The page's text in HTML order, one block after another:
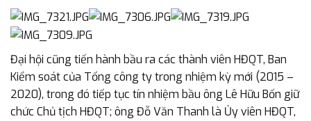
Đại hội cũng tiến hành bầu ra các thành viên HĐQT, Ban
Kiểm soát của Tổng công ty trong nhiệm kỳ mới (2015 –
2020), trong đó tiếp tục tín nhiệm bầu ông Lê Hữu Bốn giữ
chức Chủ tịch HĐQT; ông Đỗ Văn Thanh là Ủy viên HĐQT,